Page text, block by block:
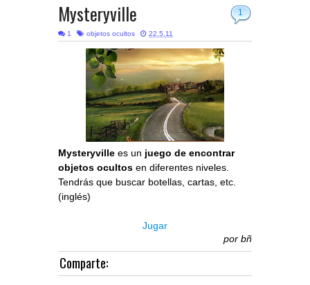
1
Mysteryville
1 objetos ocultos 22.5.11
Mysteryville es un juego de encontrar
objetos ocultos en diferentes niveles.
Tendrás que buscar botellas, cartas, etc.
(inglés)
Jugar
por bñ
Comparte: